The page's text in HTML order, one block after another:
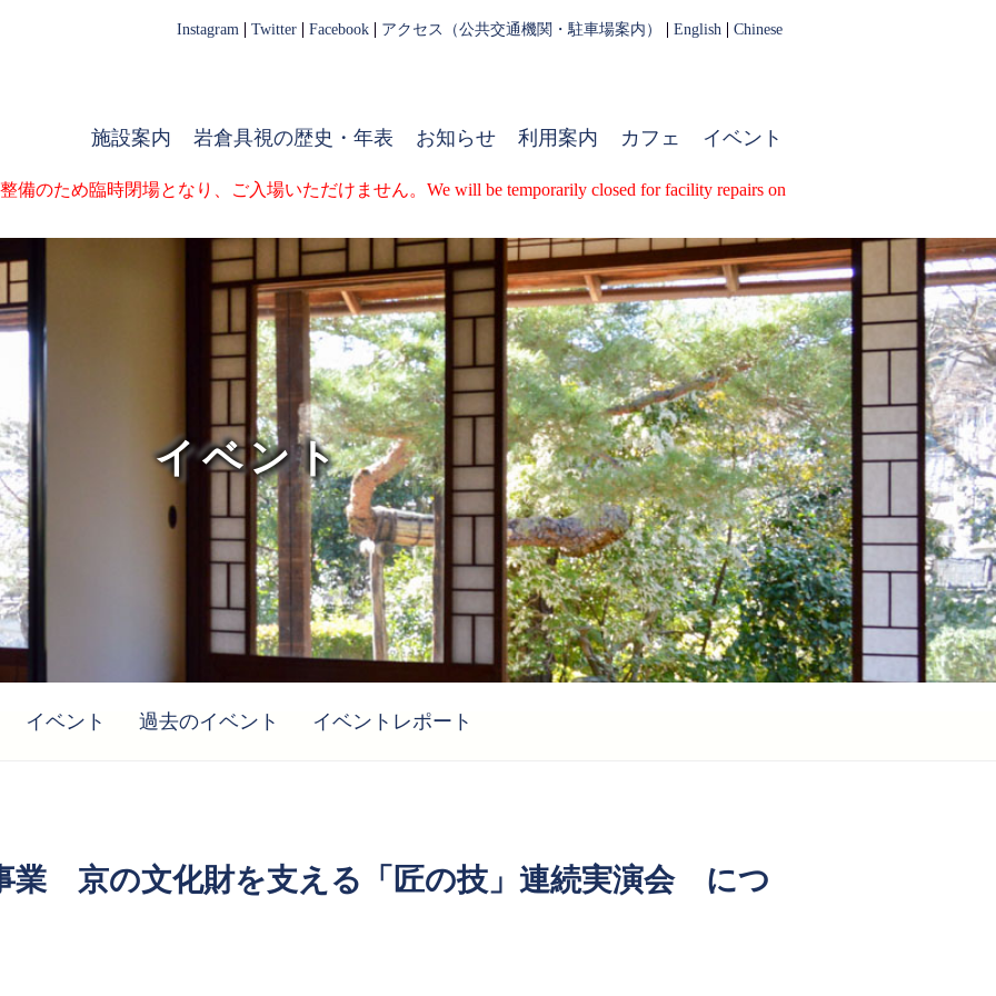
Instagram Twitter Facebook アクセス（公共交通機関・駐車場案内） English Chinese
施設案内 岩倉具視の歴史・年表 お知らせ 利用案内 カフェ イベント
備のため臨時閉場となり、ご入場いただけません。We will be temporarily closed for facility repairs on
イベント
イベント 過去のイベント イベントレポート
業 京の文化財を支える「匠の技」連続実演会 につ